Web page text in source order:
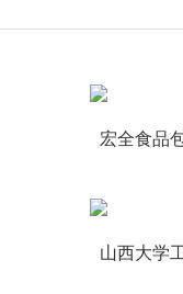
宏全食品
山西大学